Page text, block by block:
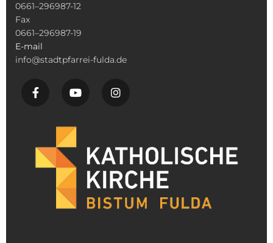
0661–296987-12
Fax
0661–296987-19
E-mail
info@stadtpfarrei-fulda.de